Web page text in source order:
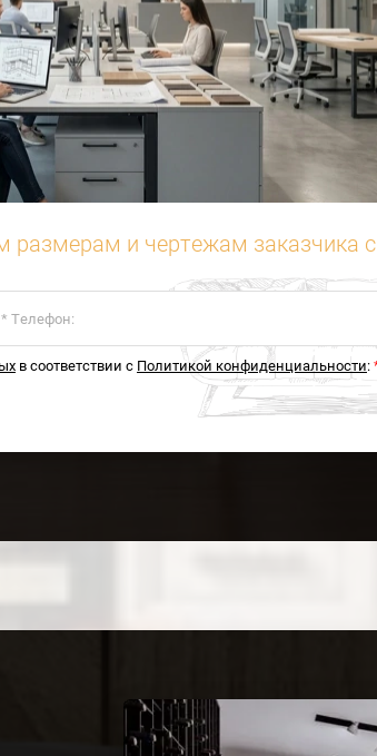
и чертежам заказчика
в соответствии с Политикой конфиденциальности: